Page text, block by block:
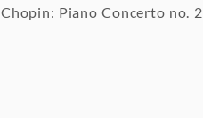
Chopin: Piano Concerto no. 2